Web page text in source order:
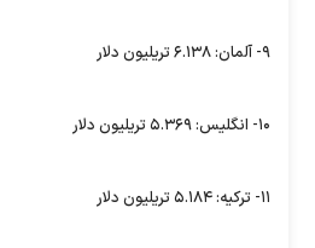
۹- آلمان: ۶.۱۳۸ تریلیون دلار
۱۰- انگلیس: ۵.۳۶۹ تریلیون دلار
۱۱- ترکیه: ۵.۱۸۴ تریلیون دلار